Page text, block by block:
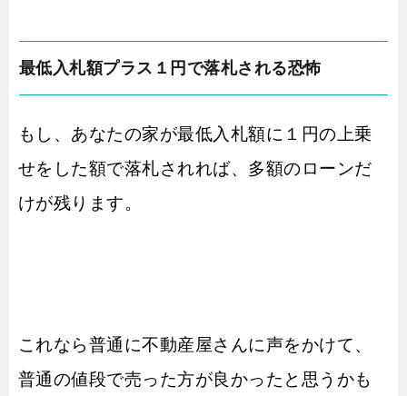
最低入札額プラス１円で落札される恐怖
もし、あなたの家が最低入札額に１円の上乗
せをした額で落札されれば、多額のローンだ
けが残ります。
これなら普通に不動産屋さんに声をかけて、
普通の値段で売った方が良かったと思うかも